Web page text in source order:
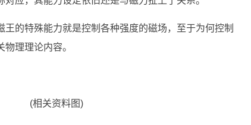
的特殊能力就是控制各种强度的磁场，至于为何控制
理理论内容。
(相关资料图)